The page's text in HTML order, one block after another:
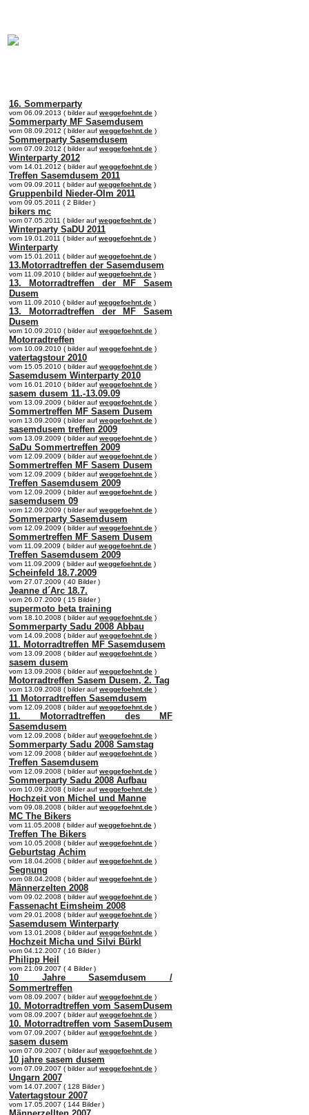
16. Sommerparty
vom 06.09.2013 ( bilder auf weggefoehnt.de )
Sommerparty MF Sasemdusem
vom 08.09.2012 ( bilder auf weggefoehnt.de )
Sommerparty Sasemdusem
vom 07.09.2012 ( bilder auf weggefoehnt.de )
Winterparty 2012
vom 14.01.2012 ( bilder auf weggefoehnt.de )
Treffen Sasemdusem 2011
vom 09.09.2011 ( bilder auf weggefoehnt.de )
Gruppenbild Nieder-Olm 2011
vom 09.05.2011 ( 2 Bilder )
bikers mc
vom 07.05.2011 ( bilder auf weggefoehnt.de )
Winterparty SaDU 2011
vom 19.01.2011 ( bilder auf weggefoehnt.de )
Winterparty
vom 15.01.2011 ( bilder auf weggefoehnt.de )
13.Motorradtreffen der Sasemdusem
vom 11.09.2010 ( bilder auf weggefoehnt.de )
13. Motorradtreffen der MF Sasem
Dusem
vom 11.09.2010 ( bilder auf weggefoehnt.de )
13. Motorradtreffen der MF Sasem
Dusem
vom 10.09.2010 ( bilder auf weggefoehnt.de )
Motorradtreffen
vom 10.09.2010 ( bilder auf weggefoehnt.de )
vatertagstour 2010
vom 15.05.2010 ( bilder auf weggefoehnt.de )
Sasemdusem Winterparty 2010
vom 16.01.2010 ( bilder auf weggefoehnt.de )
sasem dusem 11.-13.09.09
vom 13.09.2009 ( bilder auf weggefoehnt.de )
Sommertreffen MF Sasem Dusem
vom 13.09.2009 ( bilder auf weggefoehnt.de )
sasemdusem treffen 2009
vom 13.09.2009 ( bilder auf weggefoehnt.de )
SaDu Sommertreffen 2009
vom 12.09.2009 ( bilder auf weggefoehnt.de )
Sommertreffen MF Sasem Dusem
vom 12.09.2009 ( bilder auf weggefoehnt.de )
Treffen Sasemdusem 2009
vom 12.09.2009 ( bilder auf weggefoehnt.de )
sasemdusem 09
vom 12.09.2009 ( bilder auf weggefoehnt.de )
Sommerparty Sasemdusem
vom 12.09.2009 ( bilder auf weggefoehnt.de )
Sommertreffen MF Sasem Dusem
vom 11.09.2009 ( bilder auf weggefoehnt.de )
Treffen Sasemdusem 2009
vom 11.09.2009 ( bilder auf weggefoehnt.de )
Scheinfeld 18.7.2009
vom 27.07.2009 ( 40 Bilder )
Jeanne d´Arc 18.7.
vom 26.07.2009 ( 15 Bilder )
supermoto beta training
vom 18.10.2008 ( bilder auf weggefoehnt.de )
Sommerparty Sadu 2008 Abbau
vom 14.09.2008 ( bilder auf weggefoehnt.de )
11. Motorradtreffen MF Sasemdusem
vom 13.09.2008 ( bilder auf weggefoehnt.de )
sasem dusem
vom 13.09.2008 ( bilder auf weggefoehnt.de )
Motorradtreffen Sasem Dusem, 2. Tag
vom 13.09.2008 ( bilder auf weggefoehnt.de )
11 Motorradtreffen Sasemdusem
vom 12.09.2008 ( bilder auf weggefoehnt.de )
11. Motorradtreffen des MF
Sasemdusem
vom 12.09.2008 ( bilder auf weggefoehnt.de )
Sommerparty Sadu 2008 Samstag
vom 12.09.2008 ( bilder auf weggefoehnt.de )
Treffen Sasemdusem
vom 12.09.2008 ( bilder auf weggefoehnt.de )
Sommerparty Sadu 2008 Aufbau
vom 10.09.2008 ( bilder auf weggefoehnt.de )
Hochzeit von Michel und Manne
vom 09.08.2008 ( bilder auf weggefoehnt.de )
MC The Bikers
vom 11.05.2008 ( bilder auf weggefoehnt.de )
Treffen The Bikers
vom 10.05.2008 ( bilder auf weggefoehnt.de )
Geburtstag Achim
vom 18.04.2008 ( bilder auf weggefoehnt.de )
Segnung
vom 08.04.2008 ( bilder auf weggefoehnt.de )
Männerzelten 2008
vom 09.02.2008 ( bilder auf weggefoehnt.de )
Fassenacht Eimsheim 2008
vom 29.01.2008 ( bilder auf weggefoehnt.de )
Sasemdusem Winterparty
vom 13.01.2008 ( bilder auf weggefoehnt.de )
Hochzeit Micha und Silvi Bürkl
vom 04.12.2007 ( 16 Bilder )
Philipp Heil
vom 21.09.2007 ( 4 Bilder )
10 Jahre Sasemdusem /
Sommertreffen
vom 08.09.2007 ( bilder auf weggefoehnt.de )
10. Motorradtreffen vom SasemDusem
vom 08.09.2007 ( bilder auf weggefoehnt.de )
10. Motorradtreffen vom SasemDusem
vom 07.09.2007 ( bilder auf weggefoehnt.de )
sasem dusem
vom 07.09.2007 ( bilder auf weggefoehnt.de )
10 jahre sasem dusem
vom 07.09.2007 ( bilder auf weggefoehnt.de )
Ungarn 2007
vom 14.07.2007 ( 128 Bilder )
Vatertagstour 2007
vom 17.05.2007 ( 144 Bilder )